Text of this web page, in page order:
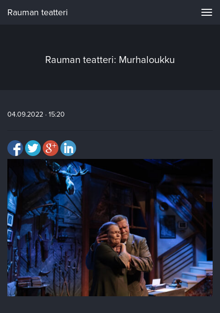
Rauman teatteri
Rauman teatteri: Murhaloukku
04.09.2022 · 15:20